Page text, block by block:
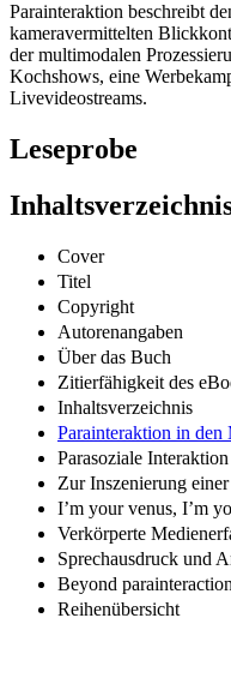
Parainteraktion beschreibt
kameravermittelten
der multimodalen
Kochshows, eine
Livevideostreams.
Leseprobe
Cover
Titel
Copyright
Autorenangaben
Über das Buch
Zitierfähigkeit des
Inhaltsverzeichnis
Parainteraktion in
Parasoziale
Zur Inszenierung
I’m your venus, I’m
Verkörperte
Sprechausdruck und
Beyond
Reihenübersicht